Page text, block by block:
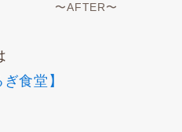
〜AFTER〜
食堂】